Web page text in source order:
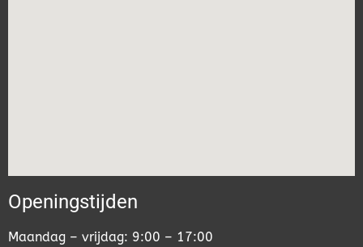
Openingstijden
Maandag – vrijdag: 9:00 – 17:00